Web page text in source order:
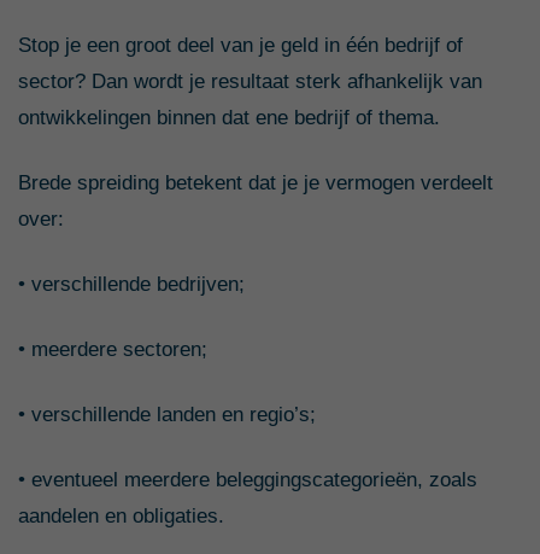
Stop je een groot deel van je geld in één bedrijf of
sector? Dan wordt je resultaat sterk afhankelijk van
ontwikkelingen binnen dat ene bedrijf of thema.
Brede spreiding betekent dat je je vermogen verdeelt
over:
• verschillende bedrijven;
• meerdere sectoren;
• verschillende landen en regio’s;
• eventueel meerdere beleggingscategorieën, zoals
aandelen en obligaties.